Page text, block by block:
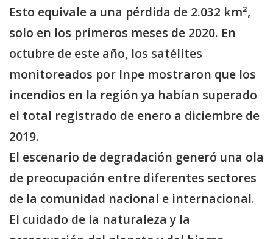
Esto equivale a una pérdida de 2.032 km²,
solo en los primeros meses de 2020. En
octubre de este año, los satélites
monitoreados por Inpe mostraron que los
incendios en la región ya habían superado
el total registrado de enero a diciembre de
2019.
El escenario de degradación generó una ola
de preocupación entre diferentes sectores
de la comunidad nacional e internacional.
El cuidado de la naturaleza y la